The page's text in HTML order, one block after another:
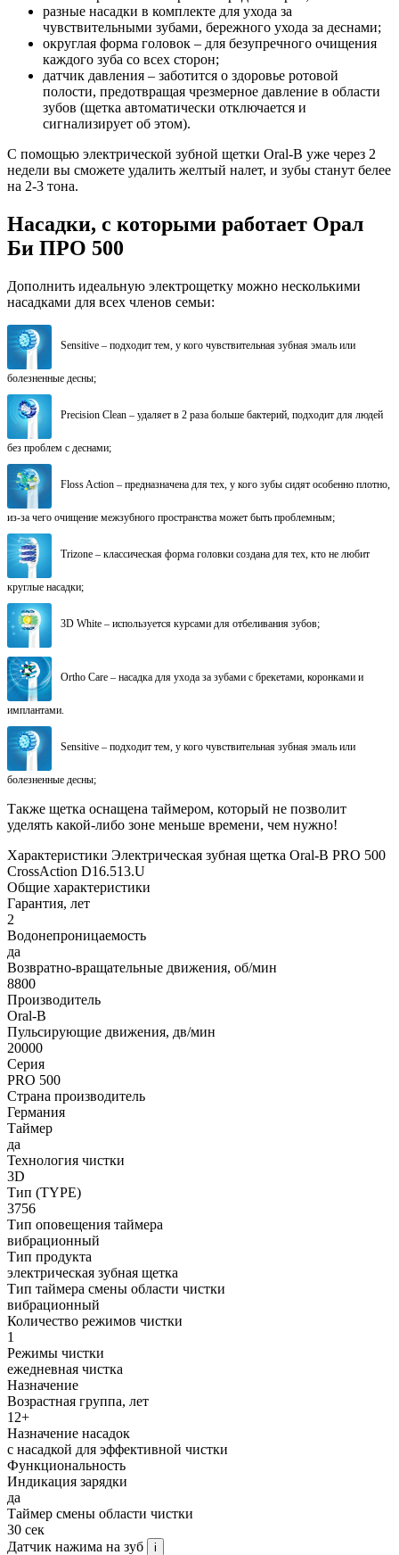
разные насадки в комплекте для ухода за
чувствительными зубами, бережного ухода за деснами;
округлая форма головок – для безупречного очищения
каждого зуба со всех сторон;
датчик давления – заботится о здоровье ротовой
полости, предотвращая чрезмерное давление в области
зубов (щетка автоматически отключается и
сигнализирует об этом).
С помощью электрической зубной щетки Oral-B уже через 2
недели вы сможете удалить желтый налет, и зубы станут белее
на 2-3 тона.
Насадки, с которыми работает Орал
Би ПРО 500
Дополнить идеальную электрощетку можно несколькими
насадками для всех членов семьи:
Sensitive – подходит тем, у кого чувствительная зубная эмаль или
болезненные десны;
Precision Clean – удаляет в 2 раза больше бактерий, подходит для людей
без проблем с деснами;
Floss Action – предназначена для тех, у кого зубы сидят особенно плотно,
из-за чего очищение межзубного пространства может быть проблемным;
Trizone – классическая форма головки создана для тех, кто не любит
круглые насадки;
3D White – используется курсами для отбеливания зубов;
Ortho Care – насадка для ухода за зубами с брекетами, коронками и
имплантами.
Sensitive – подходит тем, у кого чувствительная зубная эмаль или
болезненные десны;
Также щетка оснащена таймером, который не позволит
уделять какой-либо зоне меньше времени, чем нужно!
Характеристики Электрическая зубная щетка Oral-B PRO 500
CrossAction D16.513.U
Общие характеристики
Гарантия, лет
2
Водонепроницаемость
да
Возвратно-вращательные движения, об/мин
8800
Производитель
Oral-B
Пульсирующие движения, дв/мин
20000
Серия
PRO 500
Страна производитель
Германия
Таймер
да
Технология чистки
3D
Тип (TYPE)
3756
Тип оповещения таймера
вибрационный
Тип продукта
электрическая зубная щетка
Тип таймера смены области чистки
вибрационный
Количество режимов чистки
1
Режимы чистки
ежедневная чистка
Назначение
Возрастная группа, лет
12+
Назначение насадок
с насадкой для эффективной чистки
Функциональность
Индикация зарядки
да
Таймер смены области чистки
30 сек
Датчик нажима на зуб
i